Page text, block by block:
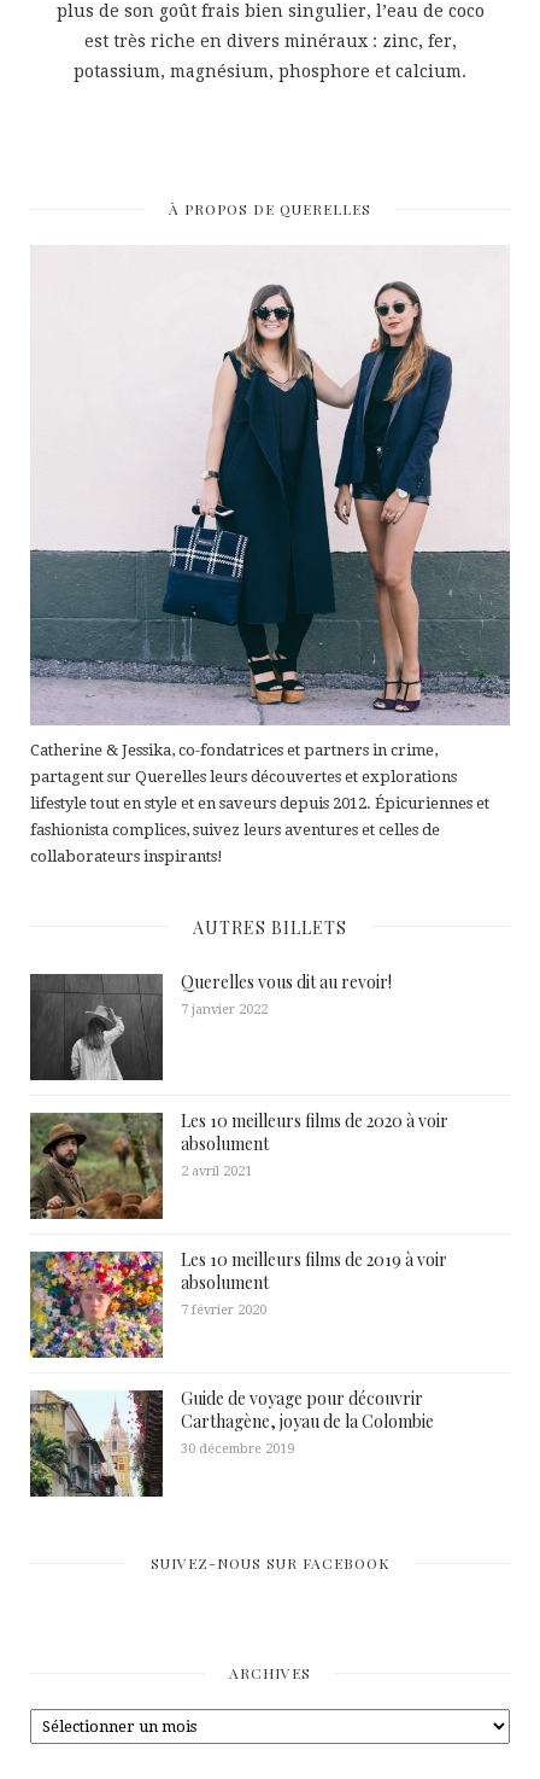
plus de son goût frais bien singulier, l’eau de coco
est très riche en divers minéraux : zinc, fer,
potassium, magnésium, phosphore et calcium.
À PROPOS DE QUERELLES
Catherine & Jessika, co-fondatrices et partners in crime,
partagent sur Querelles leurs découvertes et explorations
lifestyle tout en style et en saveurs depuis 2012. Épicuriennes et
fashionista complices, suivez leurs aventures et celles de
collaborateurs inspirants!
AUTRES BILLETS
Querelles vous dit au revoir!
7 janvier 2022
Les 10 meilleurs films de 2020 à voir
absolument
2 avril 2021
Les 10 meilleurs films de 2019 à voir
absolument
7 février 2020
Guide de voyage pour découvrir
Carthagène, joyau de la Colombie
30 décembre 2019
SUIVEZ-NOUS SUR FACEBOOK
ARCHIVES